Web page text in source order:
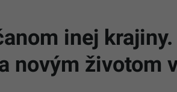
inej krajiny.
novým životom